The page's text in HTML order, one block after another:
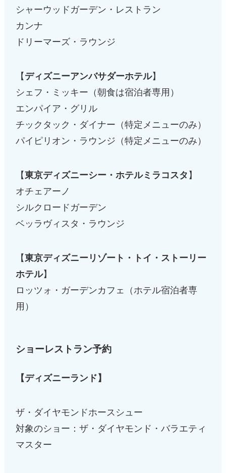
シャーウッドガーデン・レストラン
カンナ
ドリーマーズ・ラウンジ
【 ディズニーアンバサダーホテル】
シェフ・ミッキー（朝食は宿泊者専用）
エンパイア・グリル
チックタック・ダイナー（特定メニューのみ）
パイピリオン・ラウンジ（特定メニューのみ）
【東京ディズニーシー・ホテルミラコスタ 】
オチェアーノ
シルクロードガーデン
ベッラヴィスタ・ラウンジ
【東京ディズニーリゾート・トイ・ストーリー
ホテル】
ロッツォ・ガーデンカフェ（ホテル宿泊者専
用）
ショーレストラン予約
【ディズニーランド】
ザ・ダイヤモンドホースシュー
対象のショー：ザ・ダイヤモンド・バラエティ
マスター